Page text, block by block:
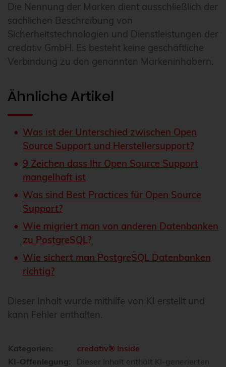
Die Nennung der Marken dient ausschließlich der
sachlichen Beschreibung von
Sicherheitstechnologien und Dienstleistungen der
credativ GmbH. Es besteht keine geschäftliche
Verbindung zu den genannten Markeninhabern.
Ähnliche Artikel
Was ist der Unterschied zwischen Open
Source Support und Herstellersupport?
9 Zeichen dass Ihr Open Source Support
mangelhaft ist
Was sind Best Practices für Open Source
Support?
Wie migriert man von anderen Datenbanken
zu PostgreSQL?
Wie sichert man PostgreSQL Datenbanken
richtig?
Dieser Inhalt wurde mithilfe von KI erstellt und
kann Fehler enthalten.
Kategorien:
credativ® Inside
KI-Offenlegung:
Dieser Inhalt enthält KI-generierten